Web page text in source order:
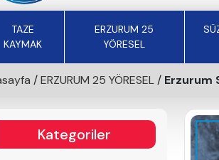
TAZE
KAYMAK
ERZURUM 25
YÖRESEL
/ERZURUM 25 YÖRESEL / Erzurum
Kategoriler